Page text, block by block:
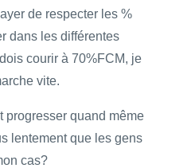
de respecter les %
dans les différentes
courir à 70%FCM, je
vite.
progresser quand même
lentement que les gens
cas?